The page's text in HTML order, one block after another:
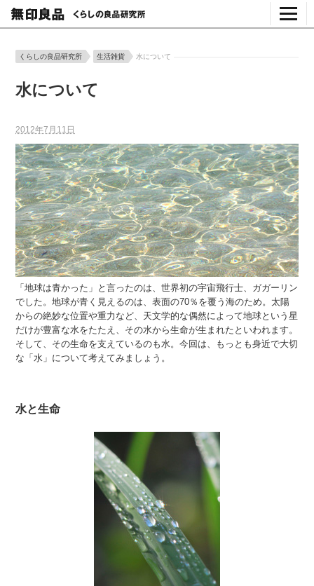
くらしの良品研究所 生活雑貨 水について
水について
2012年7月11日
「地球は青かった」と言ったのは、世界初の宇宙飛行士、ガガーリン
でした。地球が青く見えるのは、表面の70％を覆う海のため。太陽
からの絶妙な位置や重力など、天文学的な偶然によって地球という星
だけが豊富な水をたたえ、その水から生命が生まれたといわれます。
そして、その生命を支えているのも水。今回は、もっとも身近で大切
な「水」について考えてみましょう。
水と生命